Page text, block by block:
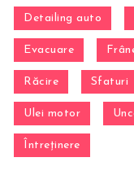
Detailing auto
Evacuare
Răcire Sfaturi
Ulei motor
Întreținere